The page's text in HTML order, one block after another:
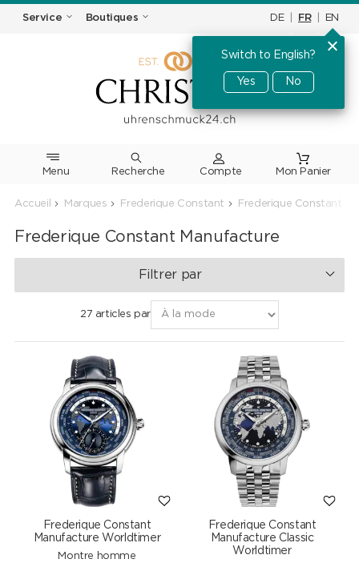
Service Boutiques DE FR EN
Switch to English?
Yes No
Menu Recherche
Accueil Marques Frederique Constant Frederique Constant
Frederique Constant Manufacture
Filtrer par
27 articles par
Frederique Constant
Manufacture Worldtimer
Montre homme
Frederique Constant
Manufacture Classic
Worldtimer